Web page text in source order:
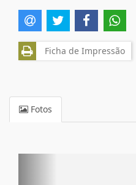
Ficha de Impressão
Fotos